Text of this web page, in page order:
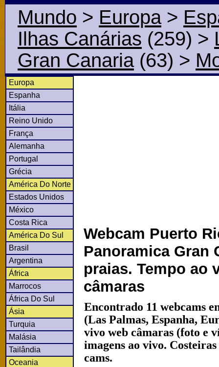
Mundo > Europa>
Ilhas Canárias (259) >
Gran Canaria(63) >
Europa
Espanha
Itália
Reino Unido
França
Alemanha
Portugal
Grécia
América Do Norte
Estados Unidos
México
Costa Rica
América Do Sul
Brasil
Argentina
África
Marrocos
África Do Sul
Ásia
Turquia
Malásia
Tailândia
Oceania
Webcam Puerto
Panoramica Gran
praias. Tempo ao
câmaras
Encontrado 11 webcams
(Las Palmas, Espanha,
vivo web câmaras (foto e
imagens ao vivo.
cams.